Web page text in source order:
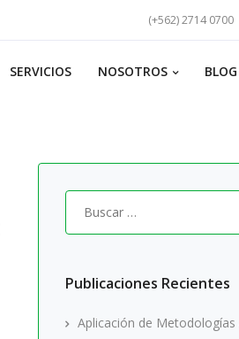
(+562) 2714 0700
SERVICIOS NOSOTROS BLOG
por:
Publicaciones Recientes
Aplicación de Metodologías